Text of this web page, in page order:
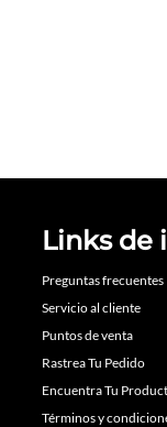
Links de
Preguntas frecuentes
Servicio al cliente
Puntos de venta
Rastrea Tu Pedido
Encuentra Tu
Términos y